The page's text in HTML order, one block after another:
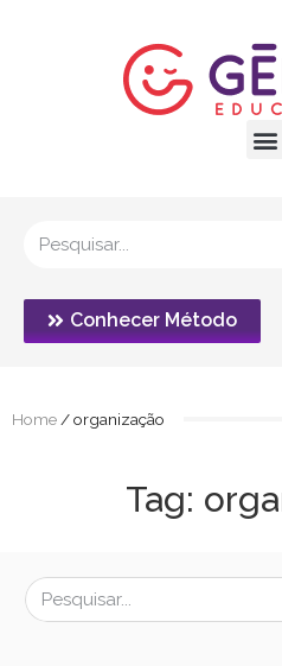
Conhecer Método
Home /organização
Tag: